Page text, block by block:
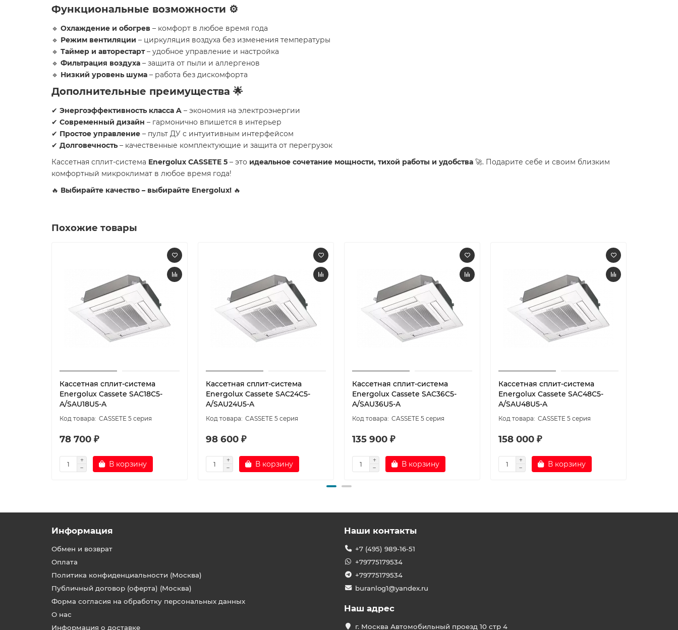
Функциональные возможности ⚙️
🔹 Охлаждение и обогрев – комфорт в любое время года
🔹 Режим вентиляции – циркуляция воздуха без изменения температуры
🔹 Таймер и авторестарт– удобное управление и настройка
🔹 Фильтрация воздуха – защита от пыли и аллергенов
🔹 Низкий уровень шума – работа без дискомфорта
Дополнительные преимущества 🌟
✔ Энергоэффективность класса A – экономия на электроэнергии
✔ Современный дизайн – гармонично впишется в интерьер
✔ Простое управление – пульт ДУ с интуитивным интерфейсом
✔ Долговечность – качественные комплектующие и защита от перегрузок
Кассетная сплит-система Energolux CASSETE 5 – это идеальное сочетание мощности, тихой работы и удобства 🚀. Подарите себе и своим близким
комфортный микроклимат в любое время года!
🔥 Выбирайте качество – выбирайте Energolux! 🔥
Похожие товары
Кассетная сплит-система
Energolux Cassete SAC18С5-
A/SAU18U5-A
CASSETE 5 серия
78 700 ₽
В корзину
Кассетная сплит-система
Energolux Cassete SAС24C5-
A/SAU24U5-A
CASSETE 5 серия
98 600 ₽
В корзину
Кассетная сплит-система
Energolux Cassete SAC36С5-
A/SAU36U5-A
CASSETE 5 серия
135 900 ₽
В корзину
Кассетная сплит-система
Energolux Cassete SAC48С5-
A/SAU48U5-A
CASSETE 5 серия
158 000 ₽
В корзину
Информация
Обмен и возврат
Оплата
Политика конфиденциальности (Москва)
Публичный договор (оферта) (Москва)
Форма согласия на обработку персональных данных
О нас
Информация о доставке
Наши контакты
+7 (495) 989-16-51
+79775179534
+79775179534
buranlog1@yandex.ru
Наш адрес
г. Москва Автомобильный проезд 10 стр 4